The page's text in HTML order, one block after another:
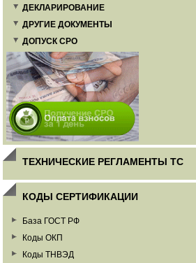
ДЕКЛАРИРОВАНИЕ
ДРУГИЕ ДОКУМЕНТЫ
ДОПУСК СРО
ТЕХНИЧЕСКИЕ РЕГЛАМЕНТЫ ТС
КОДЫ СЕРТИФИКАЦИИ
База ГОСТ РФ
Коды ОКП
Коды ТНВЭД